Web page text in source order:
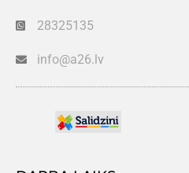
28325135
info@a26.lv